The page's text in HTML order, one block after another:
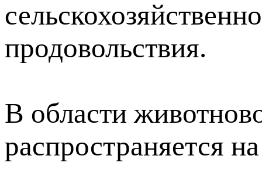
продовольствия.
В области
распространяется